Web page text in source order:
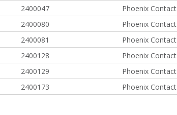
2400047 Phoenix Contact
2400080 Phoenix Contact
2400081 Phoenix Contact
2400128 Phoenix Contact
2400129 Phoenix Contact
2400173 Phoenix Contact